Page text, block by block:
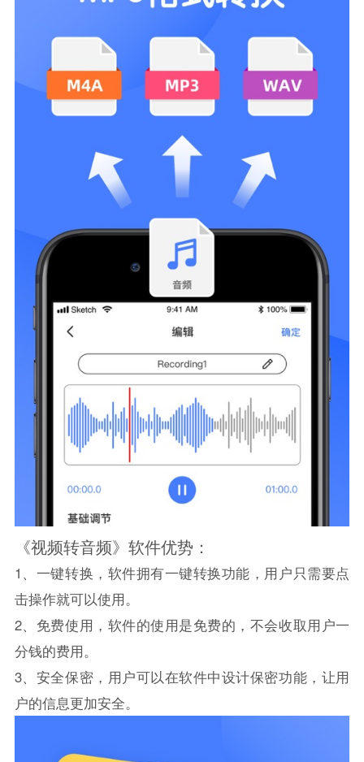
《视频转音频》软件优势：
1、一键转换，软件拥有一键转换功能，用户只需要点
击操作就可以使用。
2、免费使用，软件的使用是免费的，不会收取用户一
分钱的费用。
3、安全保密，用户可以在软件中设计保密功能，让用
户的信息更加安全。